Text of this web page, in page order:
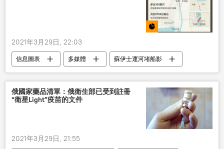
2021年3月29日, 22:03
信息圖表 多媒體 蘇伊士運河堵船影
俄國家藥品清單：俄衛生部已受到註冊
“衛星Light”疫苗的文件
2021年3月29日, 21:55